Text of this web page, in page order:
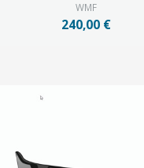
WMF
240,00 €